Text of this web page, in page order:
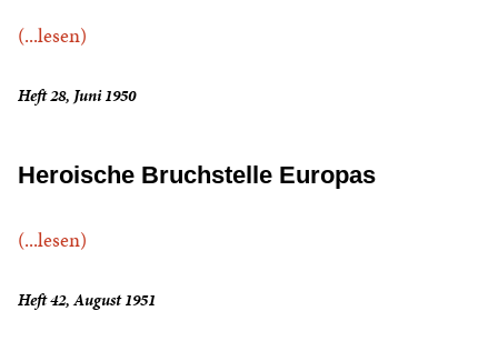
(...lesen)
Heft 28, Juni 1950
Heroische Bruchstelle Europas
(...lesen)
Heft 42, August 1951